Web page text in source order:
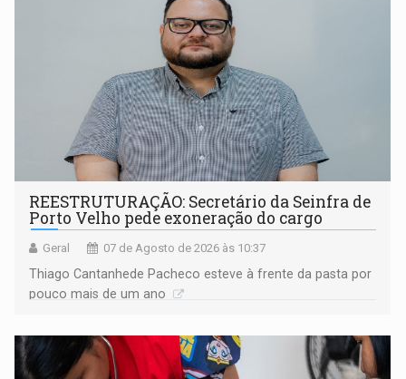
REESTRUTURAÇÃO: Secretário da Seinfra de
Porto Velho pede exoneração do cargo
Geral 07 de Agosto de 2026 às 10:37
Thiago Cantanhede Pacheco esteve à frente da pasta por
pouco mais de um ano